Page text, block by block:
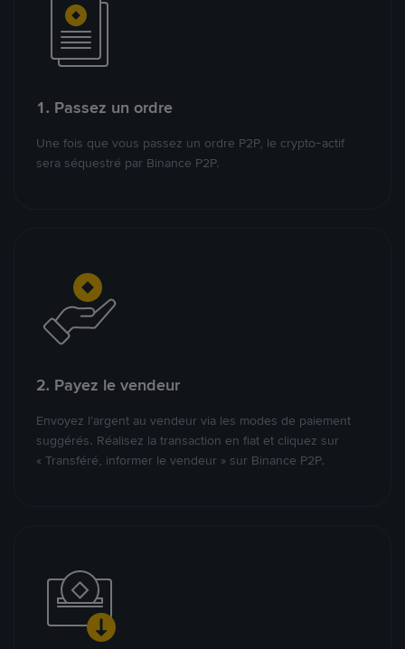
1. Passez un ordre
Une fois que vous passez un ordre P2P, le crypto-actif
sera séquestré par Binance P2P.
2. Payez le vendeur
Envoyez l’argent au vendeur via les modes de paiement
suggérés. Réalisez la transaction en fiat et cliquez sur
« Transféré, informer le vendeur » sur Binance P2P.